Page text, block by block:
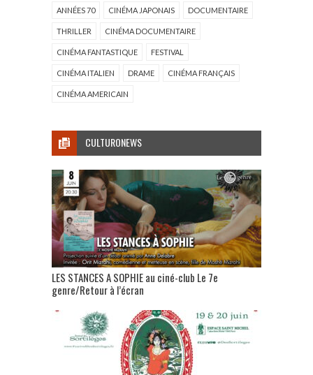
ANNÉES 70 CINÉMA JAPONAIS DOCUMENTAIRE
THRILLER CINÉMA DOCUMENTAIRE
CINÉMA FANTASTIQUE FESTIVAL
CINÉMA ITALIEN DRAME CINÉMA FRANÇAIS
CINÉMA AMERICAIN
CULTURONEWS
LES STANCES A SOPHIE au ciné-club Le 7e
genre/Retour à l’écran